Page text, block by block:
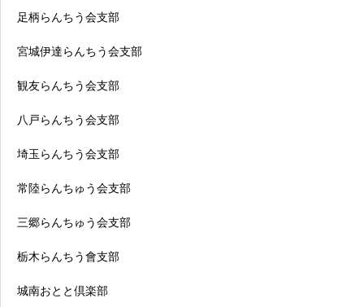
足柄らんちう会支部
宮城伊達らんちう会支部
観友らんちう会支部
八戸らんちう会支部
埼玉らんちう会支部
常陸らんちゅう会支部
三郷らんちゅう会支部
栃木らんちう會支部
城南おとと倶楽部